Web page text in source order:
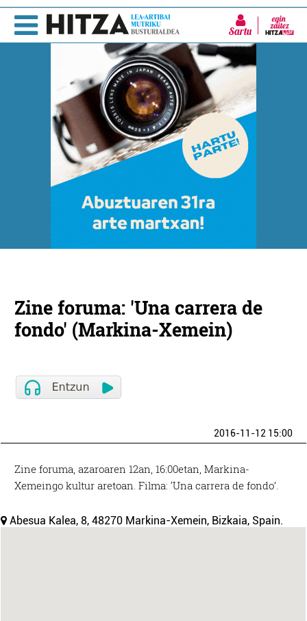
Sartu
Zine foruma: 'Una carrera de
fondo' (Markina-Xemein)
2016-11-12 15:00
Zine foruma, azaroaren 12an, 16:00etan, Markina-
Xemeingo kultur aretoan. Filma: ‘Una carrera de fondo’.
Abesua Kalea, 8, 48270 Markina-Xemein, Bizkaia, Spain.